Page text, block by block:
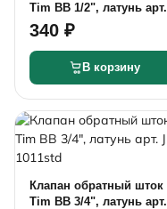
Tim ВВ 1/2", латунь арт.
JH-1010std
340 ₽
В корзину
Клапан обратный шток
Tim ВВ 3/4", латунь арт.